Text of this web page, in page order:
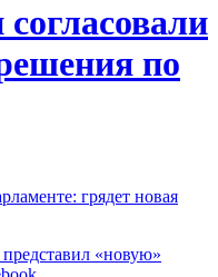
по
грядет новая
«новую»